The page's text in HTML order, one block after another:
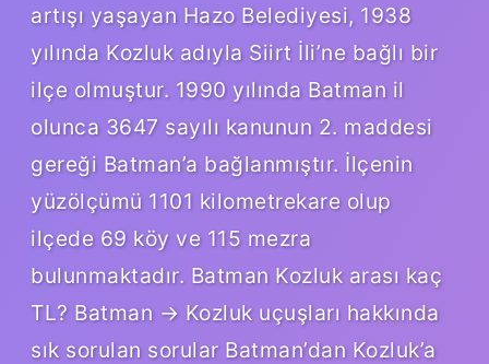
artışı yaşayan Hazo Belediyesi, 1938
yılında Kozluk adıyla Siirt İli’ne bağlı bir
ilçe olmuştur. 1990 yılında Batman il
olunca 3647 sayılı kanunun 2. maddesi
gereği Batman’a bağlanmıştır. İlçenin
yüzölçümü 1101 kilometrekare olup
ilçede 69 köy ve 115 mezra
bulunmaktadır. Batman Kozluk arası kaç
TL? Batman → Kozluk uçuşları hakkında
sık sorulan sorular Batman’dan Kozluk’a